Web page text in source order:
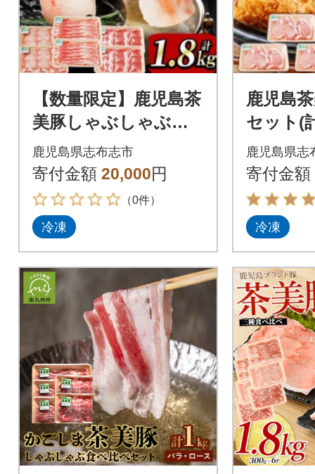
【数量限定】鹿児島茶
美豚しゃぶしゃぶセ
ット計1.8kg! b0-17
8
鹿児島県志布志市
寄付金額 20,000円
（0件）
冷凍
鹿児島
セット(
3P])
鹿児島県志
寄付金額
冷凍